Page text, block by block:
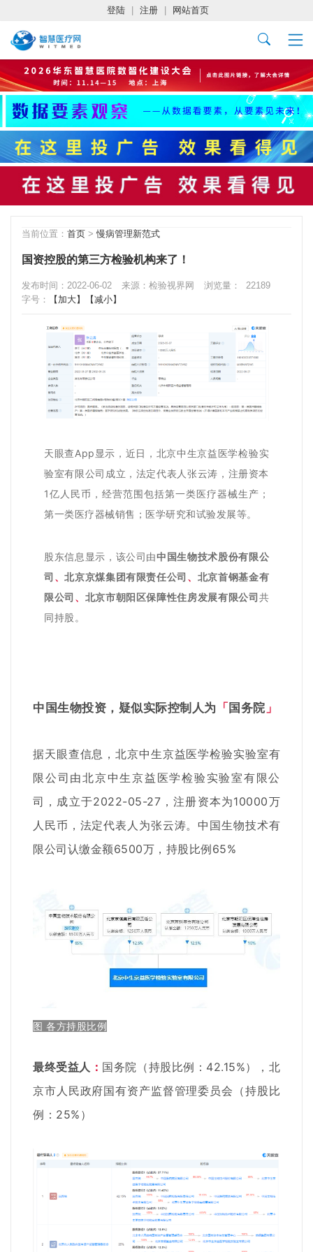
登陆 注册 网站首页
当前位置： 首页 > 慢病管理新范式
国资控股的第三方检验机构来了！
发布时间：2022-06-02 来源：检验视界网 浏览量：
22189
字号：
【加大】 【减小】
天眼查App显示，近日，北京中生京益医学检验实
验室有限公司成立，法定代表人张云涛，注册资本
1亿人民币，经营范围包括第一类医疗器械生产；
第一类医疗器械销售；医学研究和试验发展等。
股东信息显示，该公司由中国生物技术股份有限公
司 、北京京煤集团有限责任公司 、 北京首钢基金有
限公司 、 北京市朝阳区保障性住房发展有限公司共
同持股。
中国生物投资，疑似实际控制人为 「 国务院」
据天眼查信息，北京中生京益医学检验实验室有
限公司由北京中生京益医学检验实验室有限公
司，成立于2022-05-27，注册资本为10000万
人民币，法定代表人为张云涛。中国生物技术有
限公司认缴金额6500万，持股比例65%
图 各方持股比例
最终受益人 ： 国务院（持股比例：42.15%），北
京市人民政府国有资产监督管理委员会（持股比
例：25%）